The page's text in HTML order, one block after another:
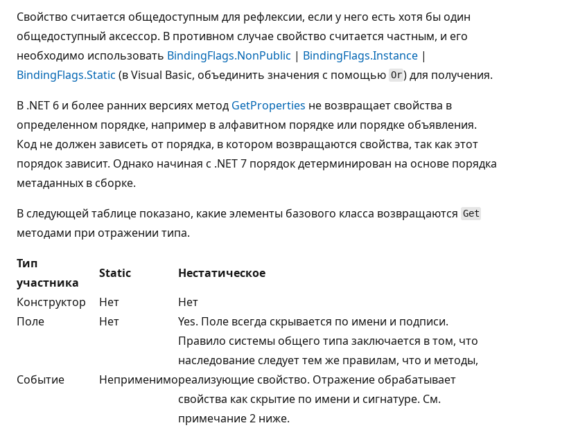
Свойство считается общедоступным для рефлексии, если у него есть хотя бы один
общедоступный аксессор. В противном случае свойство считается частным, и его
необходимо использовать BindingFlags.NonPublic | BindingFlags.Instance |
BindingFlags.Static (в Visual Basic, объединить значения с помощью Or) для получения.
В .NET 6 и более ранних версиях метод GetProperties не возвращает свойства в
определенном порядке, например в алфавитном порядке или порядке объявления.
Код не должен зависеть от порядка, в котором возвращаются свойства, так как этот
порядок зависит. Однако начиная с .NET 7 порядок детерминирован на основе порядка
метаданных в сборке.
В следующей таблице показано, какие элементы базового класса возвращаются Get
методами при отражении типа.
Тип
участника
Static
Нестатическое
Конструктор
Нет
Нет
Поле
Нет Yes. Поле всегда скрывается по имени и подписи.
Событие Неприменимо
Правило системы общего типа заключается в том, что
наследование следует тем же правилам, что и методы,
реализующие свойство. Отражение обрабатывает
свойства как скрытие по имени и сигнатуре. См.
примечание 2 ниже.